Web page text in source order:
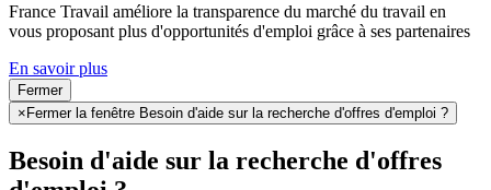
France Travail améliore la transparence du marché du travail en
vous proposant plus d'opportunités d'emploi grâce à ses partenaires
En savoir plus
Fermer
× Fermer la fenêtre Besoin d'aide sur la recherche d'offres d'emploi ?
Besoin d'aide sur la recherche d'offres